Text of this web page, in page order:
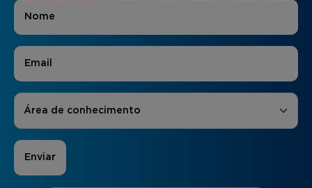
Nome
E-mail
Áreas de Interesse
Área de conhecimento